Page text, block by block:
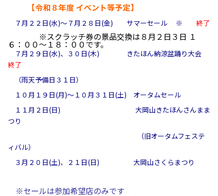
【令和８年度 イベント等予定】
７月２２日(水)～７月２８日(金) サマーセール ※ 終了
※スクラッチ券の景品交換は８月２日３日 １
６：００～１８：００です。
７月２９日(水)、３０日(木) きたほん納涼盆踊り大会
終了
（雨天予備日３１日）
１０月１９日(月)～１０月３１日(土) オータムセール
１１月２日(日) 大岡山きたほんさんまま
つり
（旧オータムフェステ
ィバル）
３月２０日(土)、２１日(日) 大岡山さくらまつり
※セールは参加希望店のみです